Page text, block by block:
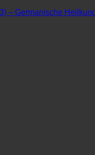
– Germanische